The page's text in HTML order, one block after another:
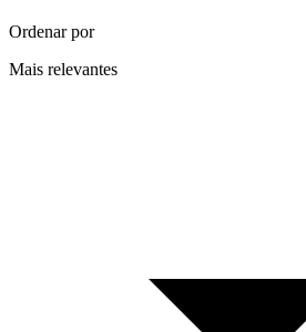
Ordenar por
Mais relevantes